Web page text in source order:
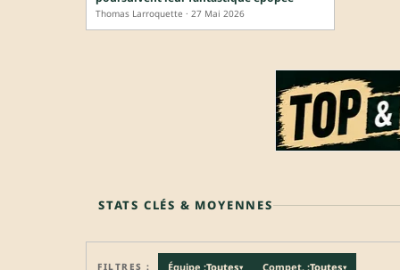
Thomas Larroquette · 27 Mai 2026
STATS CLÉS & MOYENNES
FILTRES : Équipe :Toutes▾ Compet. :Toutes▾